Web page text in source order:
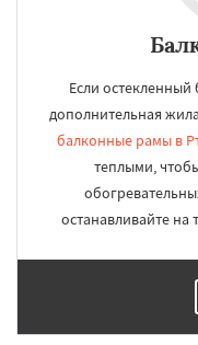
Если остекленный
дополнительная
балконные рамы в
теплыми,
останавливайте на